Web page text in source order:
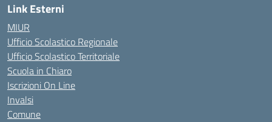
Link Esterni
MIUR
Ufficio Scolastico Regionale
Ufficio Scolastico Territoriale
Scuola in Chiaro
Iscrizioni On Line
Invalsi
Comune